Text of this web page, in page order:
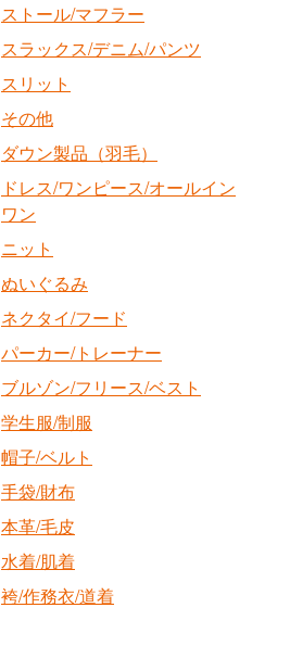
ストール/マフラー
スラックス/デニム/パンツ
スリット
その他
ダウン製品（羽毛）
ドレス/ワンピース/オールイン
ワン
ニット
ぬいぐるみ
ネクタイ/フード
パーカー/トレーナー
ブルゾン/フリース/ベスト
学生服/制服
帽子/ベルト
手袋/財布
本革/毛皮
水着/肌着
袴/作務衣/道着